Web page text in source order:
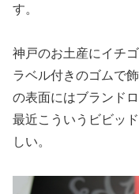
す。
神戸のお土産にイチ
ラベル付きのゴムで
の表面にはブランド
最近こういうビビッ
しい。